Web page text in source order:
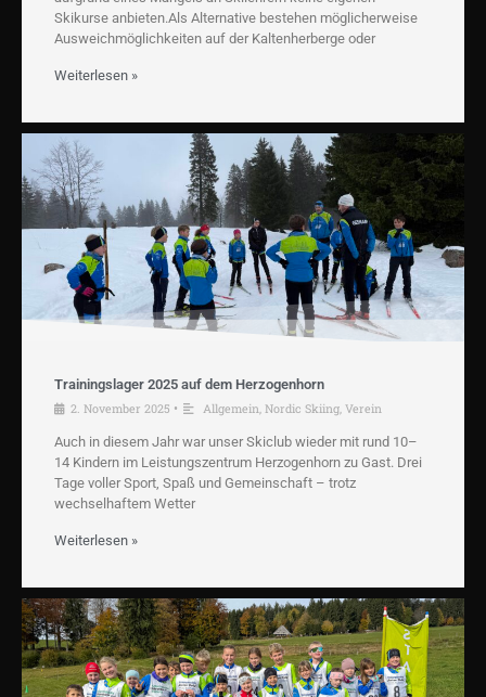
Skikurse anbieten.Als Alternative bestehen möglicherweise
Ausweichmöglichkeiten auf der Kaltenherberge oder
Weiterlesen »
Trainingslager 2025 auf dem Herzogenhorn
2. November 2025 • Allgemein, Nordic Skiing, Verein
Auch in diesem Jahr war unser Skiclub wieder mit rund 10–
14 Kindern im Leistungszentrum Herzogenhorn zu Gast. Drei
Tage voller Sport, Spaß und Gemeinschaft – trotz
wechselhaftem Wetter
Weiterlesen »